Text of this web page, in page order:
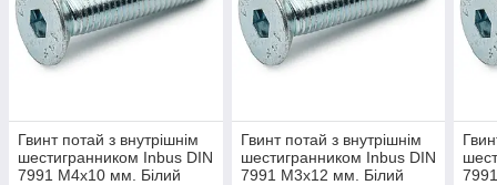
Гвинт потай з внутрішнім
шестигранником Inbus DIN
7991 М4х10 мм. Білий
Гвинт потай з внутрішнім
шестигранником Inbus DIN
7991 М3х12 мм. Білий